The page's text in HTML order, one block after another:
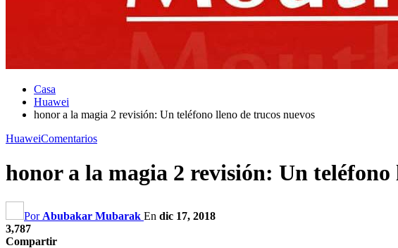
Casa
Huawei
honor a la magia 2 revisión: Un teléfono lleno de trucos nuevos
HuaweiComentarios
honor a la magia 2 revisión: Un teléfono
Por Abubakar Mubarak En dic 17, 2018
3,787
Compartir